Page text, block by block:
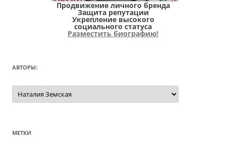
Продвижение личного бренда
Защита репутации
Укрепление высокого
социального статуса
Разместить биографию!
АВТОРЫ:
Авторы:
МЕТКИ